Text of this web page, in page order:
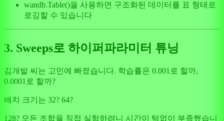
wandb.Table()을 사용하면 구조화된 데이터를 표 형태로
로깅할 수 있습니다
3. Sweeps로 하이퍼파라미터 튜닝
김개발 씨는 고민에 빠졌습니다. 학습률은 0.001로 할까,
0.0001로 할까?
배치 크기는 32? 64?
128? 모든 조합을 직접 실험하려니 시간이 턱없이 부족했습니